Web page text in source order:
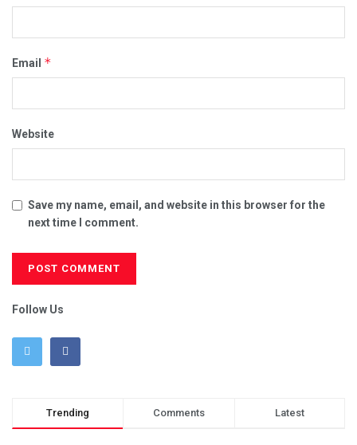
Email *
Website
Save my name, email, and website in this browser for the
next time I comment.
Follow Us
Trending Comments Latest